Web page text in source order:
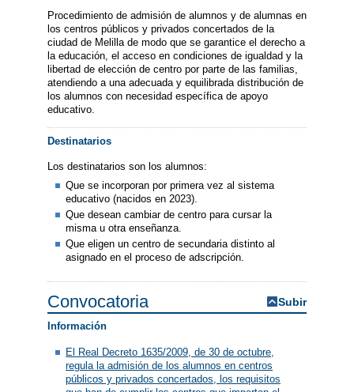
Procedimiento de admisión de alumnos y de alumnas en
los centros públicos y privados concertados de la
ciudad de Melilla de modo que se garantice el derecho a
la educación, el acceso en condiciones de igualdad y la
libertad de elección de centro por parte de las familias,
atendiendo a una adecuada y equilibrada distribución de
los alumnos con necesidad específica de apoyo
educativo.
Destinatarios
Los destinatarios son los alumnos:
Que se incorporan por primera vez al sistema
educativo (nacidos en 2023).
Que desean cambiar de centro para cursar la
misma u otra enseñanza.
Que eligen un centro de secundaria distinto al
asignado en el proceso de adscripción.
Convocatoria Subir
Información
El Real Decreto 1635/2009, de 30 de octubre,
regula la admisión de los alumnos en centros
públicos y privados concertados, los requisitos